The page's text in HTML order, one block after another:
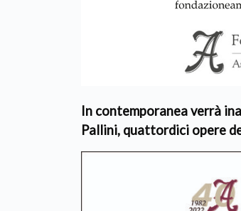
In contemporanea verrà
Pallini, quattordici opere